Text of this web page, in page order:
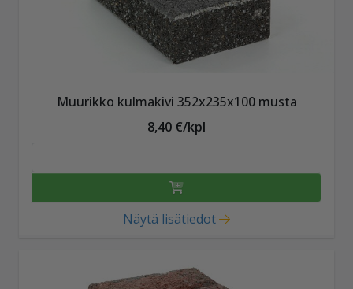
Muurikko kulmakivi 352x235x100 musta
8,40 €/kpl
Näytä lisätiedot